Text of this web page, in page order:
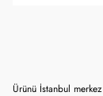
Ürünü İstanbul